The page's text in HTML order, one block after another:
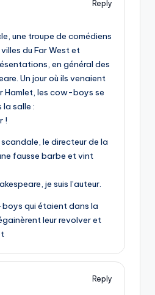
Reply
une troupe de comédiens
du Far West et
en général des
Un jour où ils venaient
Hamlet, les cow-boys se
la salle :
!
le directeur de la
fausse barbe et vint
je suis l’auteur.
qui étaient dans la
leur revolver et
Reply